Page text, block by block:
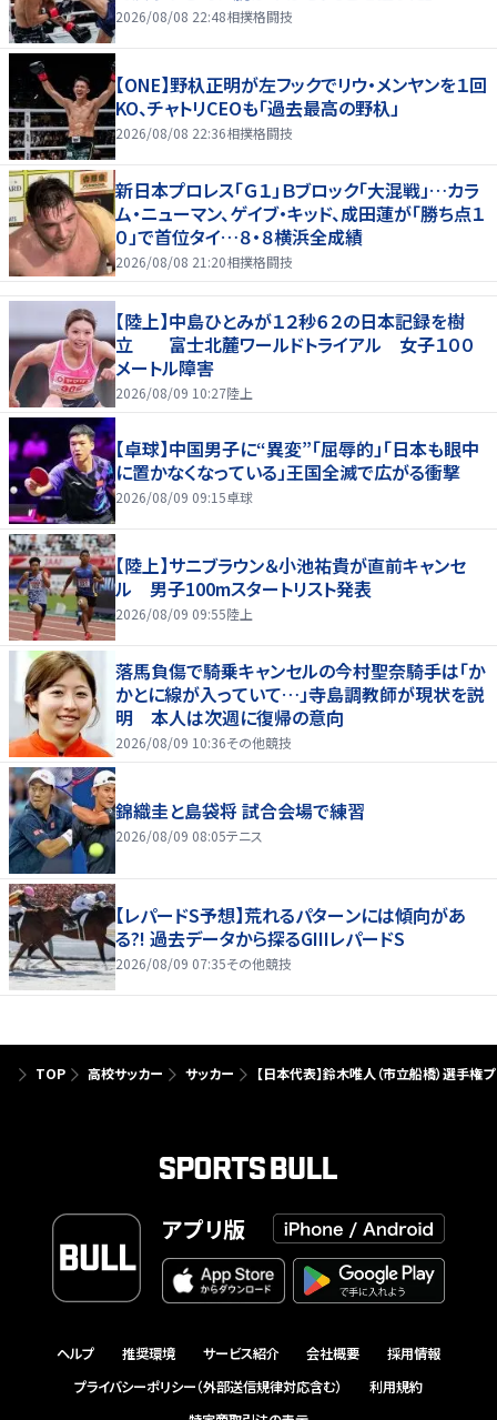
2026/08/08 22:48相撲格闘技
【ONE】野杁正明が左フックでリウ・メンヤンを１回
KO、チャトリCEOも「過去最高の野杁」
2026/08/08 22:36相撲格闘技
新日本プロレス「Ｇ１」Ｂブロック「大混戦」…カラ
ム・ニューマン、ゲイブ・キッド、成田蓮が「勝ち点１
０」で首位タイ…８・８横浜全成績
2026/08/08 21:20相撲格闘技
【陸上】中島ひとみが１２秒６２の日本記録を樹
立 富士北麓ワールドトライアル 女子１００
メートル障害
2026/08/09 10:27陸上
【卓球】中国男子に“異変”「屈辱的」「日本も眼中
に置かなくなっている」王国全滅で広がる衝撃
2026/08/09 09:15卓球
【陸上】サニブラウン＆小池祐貴が直前キャンセ
ル 男子100mスタートリスト発表
2026/08/09 09:55陸上
落馬負傷で騎乗キャンセルの今村聖奈騎手は「か
かとに線が入っていて…」寺島調教師が現状を説
明 本人は次週に復帰の意向
2026/08/09 10:36その他競技
錦織圭と島袋将 試合会場で練習
2026/08/09 08:05テニス
【レパードS予想】荒れるパターンには傾向があ
る?! 過去データから探るGIIIレパードS
2026/08/09 07:35その他競技
TOP 高校サッカー サッカー 【日本代表】鈴木唯人（市立船橋）選手
アプリ版
ヘルプ 推奨環境 サービス紹介 会社概要
採用情報
プライバシーポリシー（外部送信規律対応含む）
利用規約